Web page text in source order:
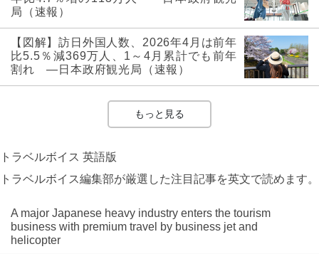
局（速報）
【図解】訪日外国人数、2026年4月は前年
比5.5％減369万人、1～4月累計でも前年
割れ ―日本政府観光局（速報）
もっと見る
トラベルボイス 英語版
トラベルボイス編集部が厳選した注目記事を英文で読めます。
A major Japanese heavy industry enters the tourism
business with premium travel by business jet and
helicopter